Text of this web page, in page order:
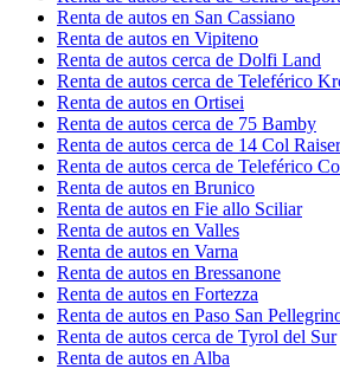
Renta de autos en San Cassiano
Renta de autos en Vipiteno
Renta de autos cerca de Dolfi Land
Renta de autos cerca de Teleférico
Renta de autos en Ortisei
Renta de autos cerca de 75 Bamby
Renta de autos cerca de 14 Col
Renta de autos cerca de Teleférico
Renta de autos en Brunico
Renta de autos en Fie allo Sciliar
Renta de autos en Valles
Renta de autos en Varna
Renta de autos en Bressanone
Renta de autos en Fortezza
Renta de autos en Paso San
Renta de autos cerca de Tyrol del Sur
Renta de autos en Alba